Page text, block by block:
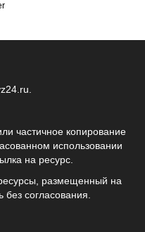
частичное копирование
использовании
на ресурс.
размещенный на
согласования.